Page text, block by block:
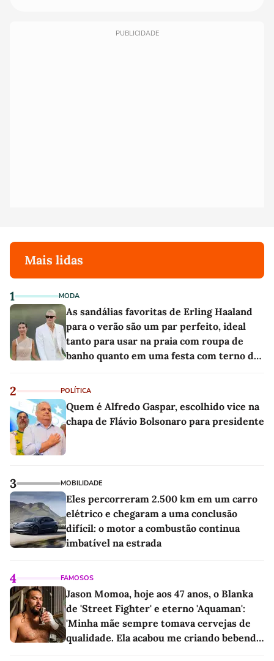
PUBLICIDADE
Mais lidas
1 MODA
As sandálias favoritas de Erling Haaland
para o verão são um par perfeito, ideal
tanto para usar na praia com roupa de
banho quanto em uma festa com terno de
2 POLÍTICA
Quem é Alfredo Gaspar, escolhido vice na
chapa de Flávio Bolsonaro para presidente
3 MOBILIDADE
Eles percorreram 2.500 km em um carro
elétrico e chegaram a uma conclusão
difícil: o motor a combustão continua
imbatível na estrada
4 FAMOSOS
Jason Momoa, hoje aos 47 anos, o Blanka
de 'Street Fighter' e eterno 'Aquaman':
'Minha mãe sempre tomava cervejas de
qualidade. Ela acabou me criando bebendo